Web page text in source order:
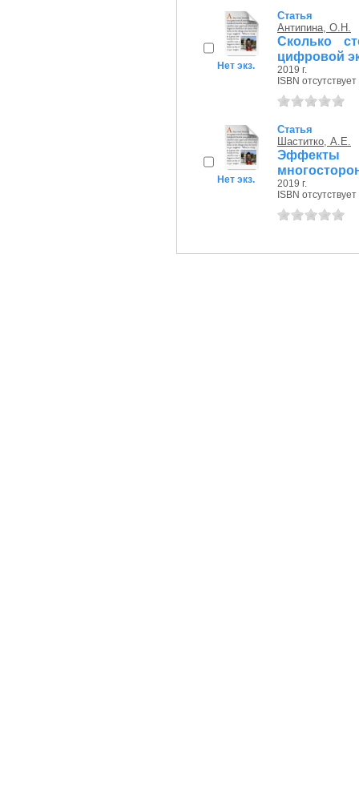
Нет экз.
Статья
Антипина, О.Н.
Сколько
цифровой
2019 г.
ISBN отсутствует
Нет экз.
Статья
Шаститко, А.Е.
Эффекты
2019 г.
ISBN отсутствует